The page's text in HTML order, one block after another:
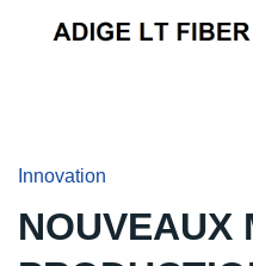
Innovation
NOUVEAUX